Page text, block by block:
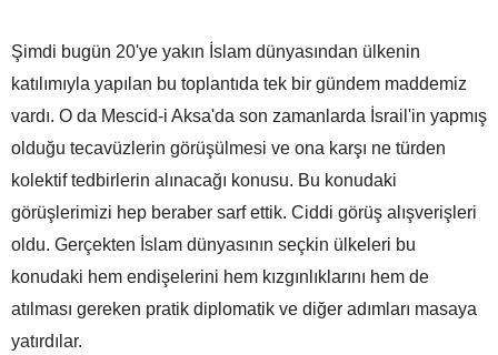
Şimdi bugün 20'ye yakın İslam dünyasından ülkenin
katılımıyla yapılan bu toplantıda tek bir gündem maddemiz
vardı. O da Mescid-i Aksa'da son zamanlarda İsrail'in yapmış
olduğu tecavüzlerin görüşülmesi ve ona karşı ne türden
kolektif tedbirlerin alınacağı konusu. Bu konudaki
görüşlerimizi hep beraber sarf ettik. Ciddi görüş alışverişleri
oldu. Gerçekten İslam dünyasının seçkin ülkeleri bu
konudaki hem endişelerini hem kızgınlıklarını hem de
atılması gereken pratik diplomatik ve diğer adımları masaya
yatırdılar.